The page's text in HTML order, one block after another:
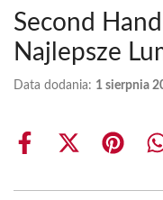
Second
Najlepsze
Data dodania: 1 sierpnia
Share
Share
(Twitter)
Share